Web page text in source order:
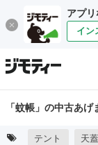
アプ
イン
「蚊帳」の中古あ
テント 天蓋